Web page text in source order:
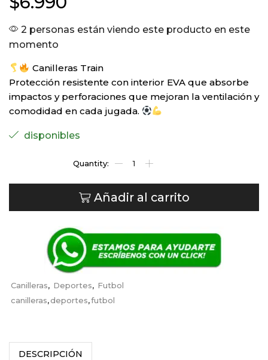
2 personas están viendo este producto en este
momento
Canilleras Train
Protección resistente con interior EVA que absorbe
impactos y perforaciones que mejoran la ventilación y
comodidad en cada jugada.
disponibles
Añadir al carrito
Canilleras, Deportes, Futbol
canilleras,deportes,futbol
DESCRIPCIÓN